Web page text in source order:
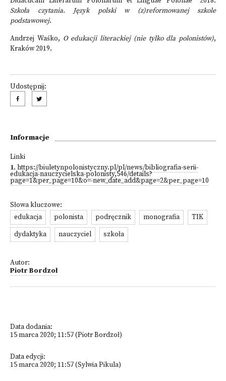
Szkoła czytania.
Język polski w (z)reformowanej szkole
podstawowej.
Andrzej Waśko, O edukacji literackiej (nie tylko dla polonistów),
Kraków 2019.
Udostępnij:
Informacje
Linki
1. https://biuletynpolonistyczny.pl/pl/news/bibliografia-serii-
edukacja-nauczycielska-polonisty,546/details?
page=1&per_page=10&o=-new_date_add&page=2&per_page=10
Słowa kluczowe:
edukacja
polonista podręcznik monografia
TIK
dydaktyka
nauczyciel szkoła
Autor:
Piotr Bordzoł
Data dodania:
15 marca 2020; 11:57 (Piotr Bordzoł)
Data edycji:
15 marca 2020; 11:57 (Sylwia Pikula)